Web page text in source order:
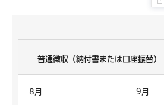
普通徴収（納付書または口座振替）
8月 9月